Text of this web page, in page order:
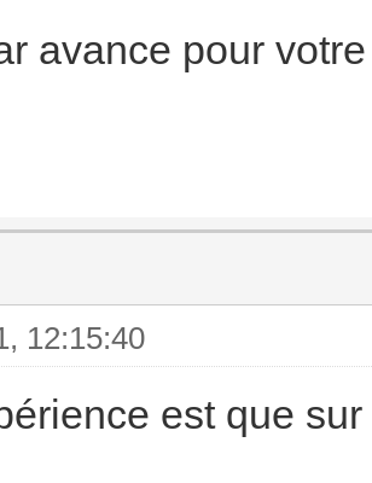
avance pour
12:15:40
est que